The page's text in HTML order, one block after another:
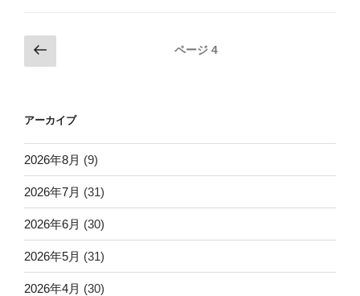
投
稿
ビ
ー
シ
ョ
ン
の
ジ
ページ 4
アーカイブ
2026年8月 (9)
2026年7月 (31)
2026年6月 (30)
2026年5月 (31)
2026年4月 (30)